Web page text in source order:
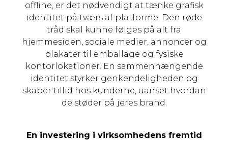
offline, er det nødvendigt at tænke grafisk
identitet på tværs af platforme. Den røde
tråd skal kunne følges på alt fra
hjemmesiden, sociale medier, annoncer og
plakater til emballage og fysiske
kontorlokationer. En sammenhængende
identitet styrker genkendeligheden og
skaber tillid hos kunderne, uanset hvordan
de støder på jeres brand.
En investering i virksomhedens fremtid